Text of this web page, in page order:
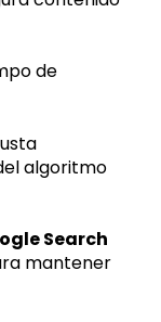
de
algoritmo
Search
mantener